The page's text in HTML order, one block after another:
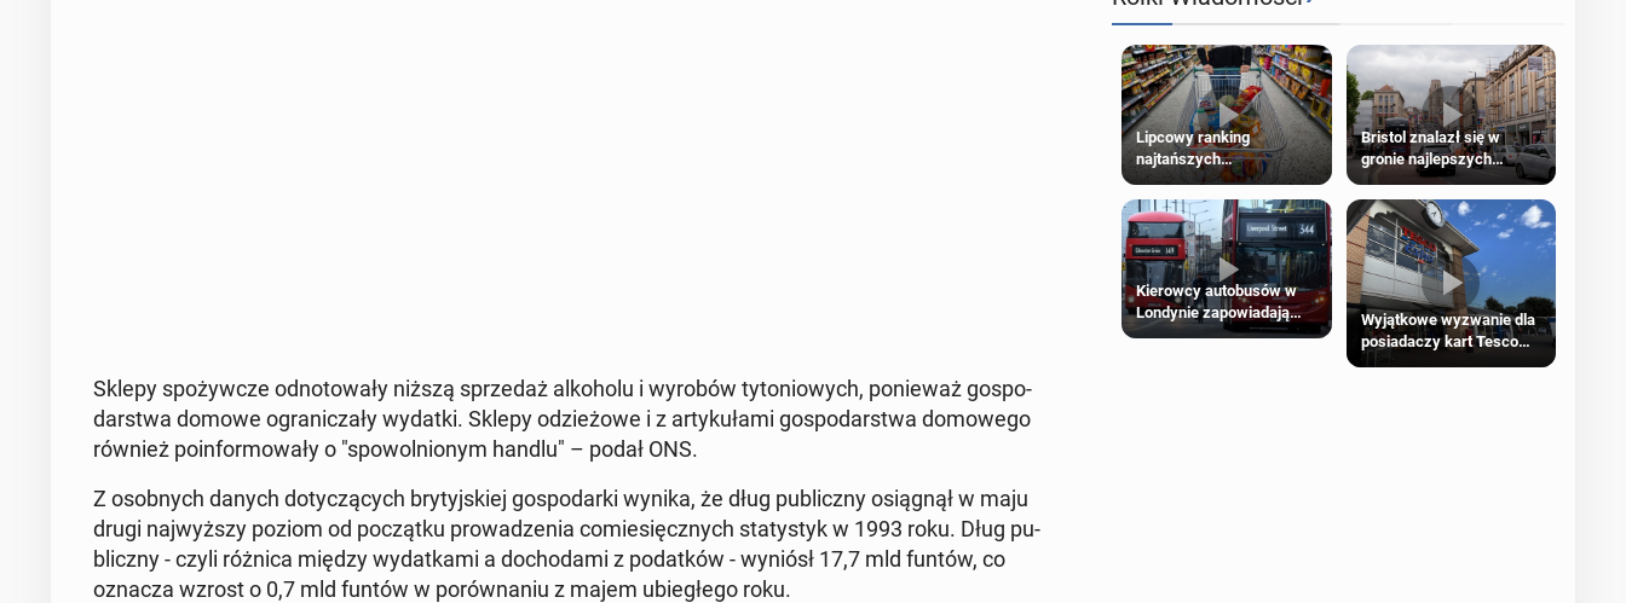
Sklepy spo­żyw­cze od­no­to­wa­ły niższą sprze­daż al­ko­ho­lu i wyrobów ty­to­nio­wych, po­nie­waż go­spo­
dar­stwa domowe ogra­ni­cza­ły wydatki. Sklepy odzie­żo­we i z ar­ty­ku­ła­mi go­spo­dar­stwa do­mo­we­go
również po­in­for­mo­wa­ły o "spo­wol­nio­nym handlu" – podał ONS.
Z osob­nych danych do­ty­czą­cych bry­tyj­skiej go­spo­dar­ki wynika, że dług pu­blicz­ny osią­gnął w maju
drugi naj­wyż­szy poziom od po­cząt­ku pro­wa­dze­nia co­mie­sięcz­nych sta­ty­styk w 1993 roku. Dług pu­
blicz­ny - czyli różnica między wy­dat­ka­mi a do­cho­da­mi z po­dat­ków - wyniósł 17,7 mld funtów, co
oznacza wzrost o 0,7 mld funtów w po­rów­na­niu z majem ubie­głe­go roku.
Lipcowy ranking
najtańszych
supermarketów
Bristol znalazł się w
gronie najlepszych
kierunków podróży na
świecie
Kierowcy autobusów w
Londynie zapowiadają
strajki
Wyjątkowe wyzwanie dla
posiadaczy kart Tesco
Clubcard!